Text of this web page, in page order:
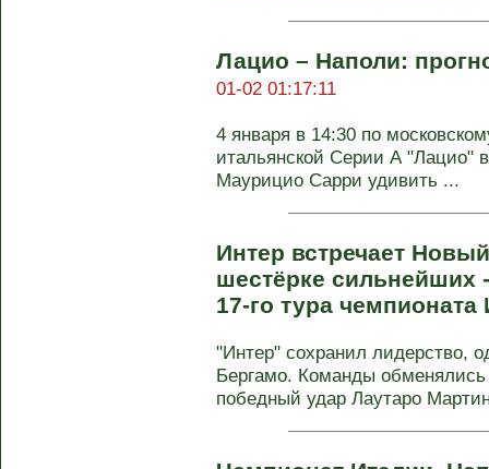
Лацио – Наполи:
01-02 01:17:11
4 января в 14:30 по
итальянской Серии А "Лацио"
Маурицио Сарри удивить ...
Интер встречает
шестёрке сильнейших
17-го тура
"Интер" сохранил лидерство,
Бергамо. Команды
победный удар Лаутаро